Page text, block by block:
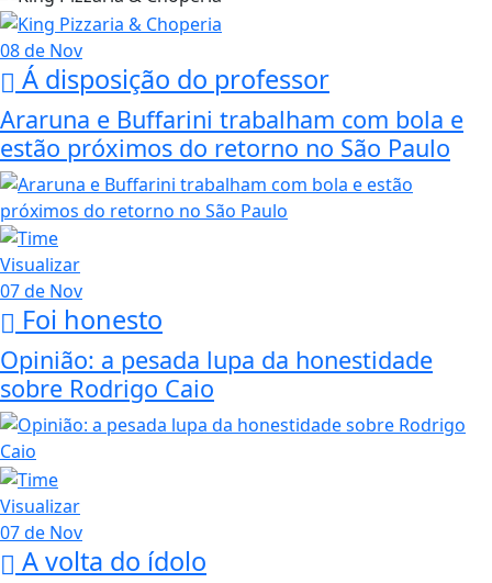
08 de Nov
Á disposição do professor
Araruna e Buffarini trabalham com bola e
estão próximos do retorno no São Paulo
Visualizar
07 de Nov
Foi honesto
Opinião: a pesada lupa da honestidade
sobre Rodrigo Caio
Visualizar
07 de Nov
A volta do ídolo